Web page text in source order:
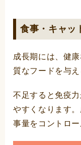
食事・キャッ
成長期には、健
質なフードを与
不足すると免疫
やすくなります
事量をコントロー